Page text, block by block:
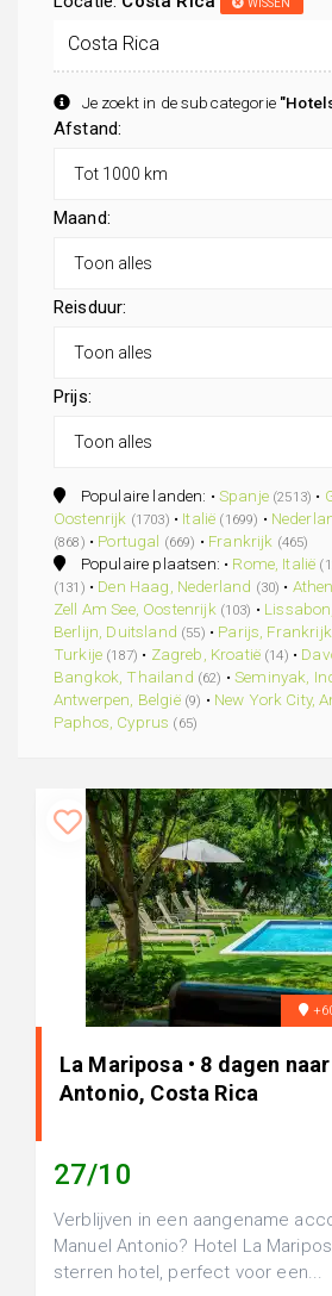
Je zoekt in de subcategorie
Afstand:
Maand:
Reisduur:
Prijs:
Populaire landen: •Spanje (2513) •
Oostenrijk (1703) • Italië (1699) •
(868) • Portugal (669) • Frankrijk (465)
Populaire plaatsen: • Rome, Italië
(131) • Den Haag, Nederland (30) •
Zell Am See, Oostenrijk (103) •
Berlijn, Duitsland (55) • Parijs, Frankrijk
Turkije (187) • Zagreb, Kroatië (14) •
Bangkok, Thailand (62) •Seminyak,
Antwerpen, België (9) • New York City,
Paphos, Cyprus (65)
La Mariposa • 8 dagen
Antonio, Costa Rica
27/10
Verblijven in een aangename
Manuel Antonio? Hotel La
sterren hotel, perfect voor een...